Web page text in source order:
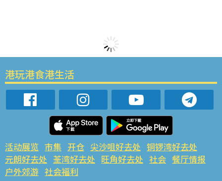
港玩港食港生活
活动展览 市集 开仓 尖沙咀好去处 铜锣湾好去处
元朗好去处 荃湾好去处 旺角好去处 社会 餐厅情报
户外郊游 社会福利